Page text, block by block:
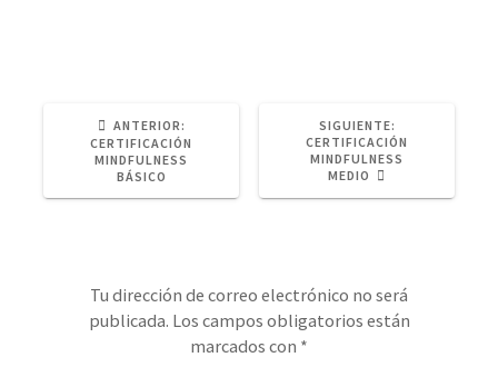
ANTERIOR:
ANTERIOR:
CERTIFICACIÓN
MINDFULNESS
BÁSICO
SIGUIENTE:
POST:
CERTIFICACIÓN
MINDFULNESS
MEDIO
Tu dirección de correo electrónico no será
publicada. Los campos obligatorios están
marcados con *